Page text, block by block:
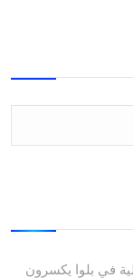
الشمالية في بلوا يكسرون